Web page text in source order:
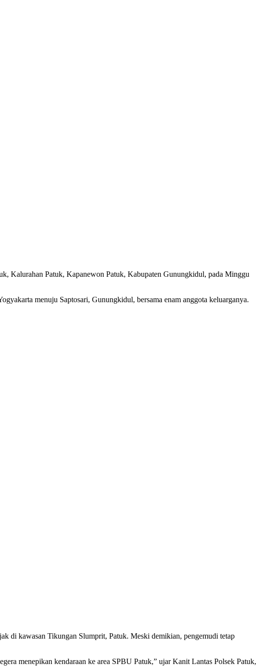
Kalurahan Patuk, Kapanewon Patuk, Kabupaten Gunungkidul, pada Minggu
menuju Saptosari, Gunungkidul, bersama enam anggota keluarganya.
di kawasan Tikungan Slumprit, Patuk. Meski demikian, pengemudi tetap
menepikan kendaraan ke area SPBU Patuk,” ujar Kanit Lantas Polsek Patuk,